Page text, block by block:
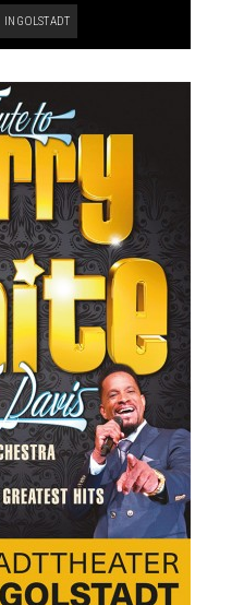
INGOLSTADT